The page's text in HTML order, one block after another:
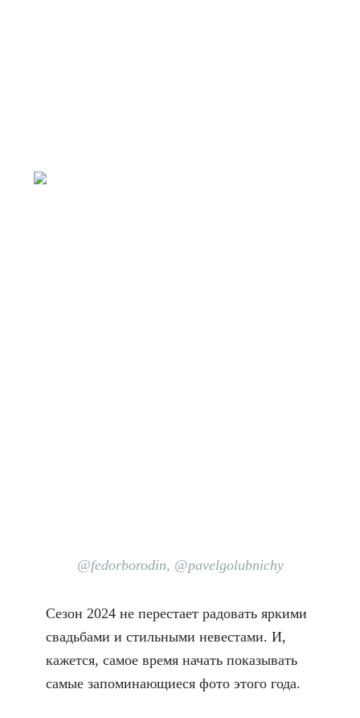
@fedorborodin, @pavelgolubnichy
Сезон 2024 не перестает радовать яркими
свадьбами и стильными невестами. И,
кажется, самое время начать показывать
самые запоминающиеся фото этого года.